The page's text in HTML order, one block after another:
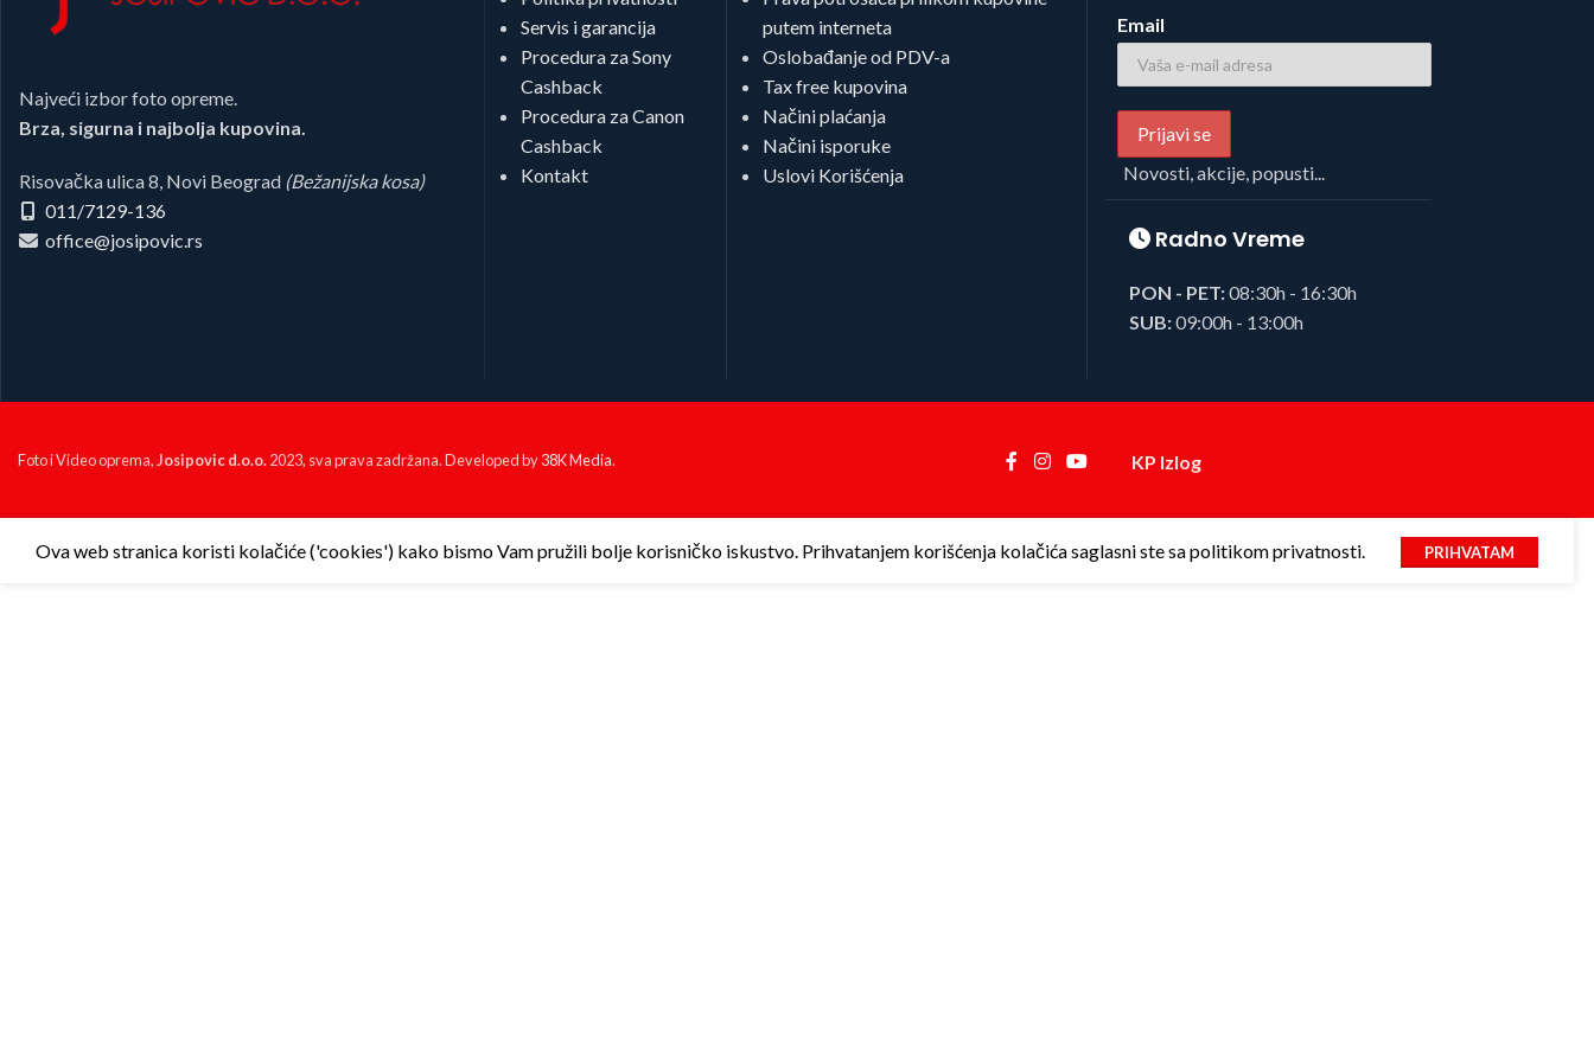
Najveći izbor foto opreme.
Brza, sigurna i najbolja kupovina.
Risovačka ulica 8, Novi Beograd (Bežanijska kosa)
011/7129-136
office@josipovic.rs
Servis i garancija
Procedura za Sony
Cashback
Procedura za Canon
Cashback
Kontakt
putem interneta
Oslobađanje od PDV-a
Tax free kupovina
Načini plaćanja
Načini isporuke
Uslovi Korišćenja
Email
Novosti, akcije, popusti...
Radno Vreme
PON - PET:08:30h - 16:30h
SUB:09:00h - 13:00h
Foto i Video oprema,Josipovic d.o.o.2023, sva prava zadržana. Developed by38K Media. KP Izlog
Ova web stranica koristi kolačiće ('cookies') kako bismo Vam pružili bolje korisničko iskustvo. Prihvatanjem korišćenja kolačića saglasni ste sa politikom privatnosti. PRIHVATAM